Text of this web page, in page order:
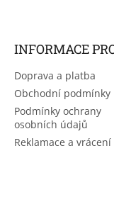
INFORMACE
Doprava a platba
Obchodní podmínky
Podmínky ochrany
osobních údajů
Reklamace a